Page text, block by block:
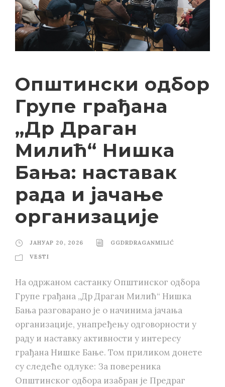
Општински одбор
Групе грађана
„Др Драган
Милић“ Нишка
Бања: наставак
рада и јачање
организације
ЈАНУАР 20, 2026
GGDRDRAGANMILIĆ
VESTI
На одржаном састанку Општинског одбора
Групе грађана „Др Драган Милић“ Нишка
Бања разговарано је о начинима јачања
организације, унапређењу одговорности у
раду и наставку активности у интересу
грађана Нишке Бање. Том приликом донете
су следеће одлуке: За повереника
Општинског одбора изабран је Предраг